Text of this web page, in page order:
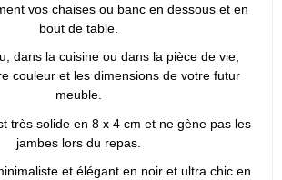
vos chaises ou banc en dessous et en
bout de table.
dans la cuisine ou dans la pièce de vie,
couleur et les dimensions de votre futur
meuble.
très solide en 8 x 4 cm et ne gène pas les
jambes lors du repas.
et élégant en noir et ultra chic en